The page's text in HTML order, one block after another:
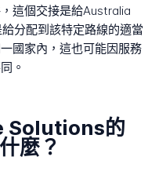
這個交接是給Australia
分配到該特定路線的適當
國家內，這也可能因服務
。
Solutions的
麼？